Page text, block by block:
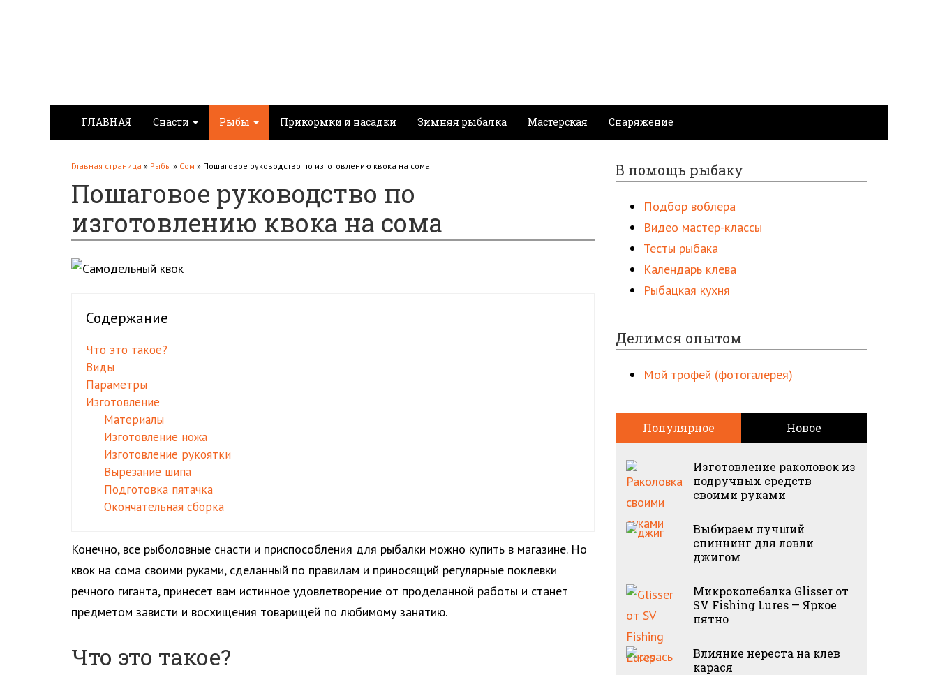
ГЛАВНАЯ Снасти Рыбы Прикормки и насадки Зимняя рыбалка Мастерская Снаряжение
Главная страница » Рыбы » Сом » Пошаговое руководство по изготовлению квока на сома
Пошаговое руководство по
изготовлению квока на сома
Содержание
Что это такое?
Виды
Параметры
Изготовление
Материалы
Изготовление ножа
Изготовление рукоятки
Вырезание шипа
Подготовка пятачка
Окончательная сборка
Конечно, все рыболовные снасти и приспособления для рыбалки можно купить в магазине. Но
квок на сома своими руками, сделанный по правилам и приносящий регулярные поклевки
речного гиганта, принесет вам истинное удовлетворение от проделанной работы и станет
предметом зависти и восхищения товарищей по любимому занятию.
Что это такое?
В помощь рыбаку
Подбор воблера
Видео мастер-классы
Тесты рыбака
Календарь клева
Рыбацкая кухня
Делимся опытом
Мой трофей (фотогалерея)
Популярное Новое
Изготовление раколовок из
подручных средств
своими руками
Выбираем лучший
спиннинг для ловли
джигом
Микроколебалка Glisser от
SV Fishing Lures — Яркое
пятно
Влияние нереста на клев
карася